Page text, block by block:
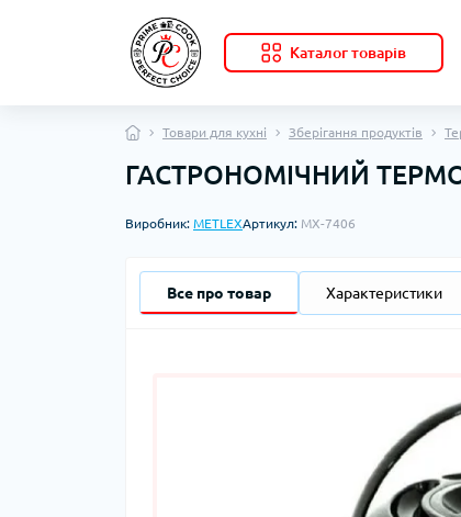
Каталог товарів
Товари для кухні Зберігання продуктів
ГАСТРОНОМІЧНИЙ
Виробник: METLEXАртикул: MX-7406
Все про товар Характеристики